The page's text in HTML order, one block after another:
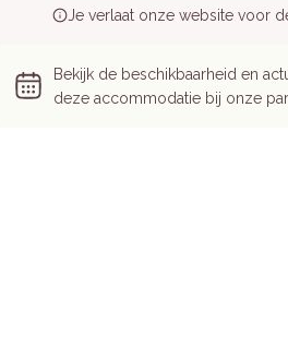
Je verlaat onze website voor
Bekijk de beschikbaarheid en
deze accommodatie bij onze